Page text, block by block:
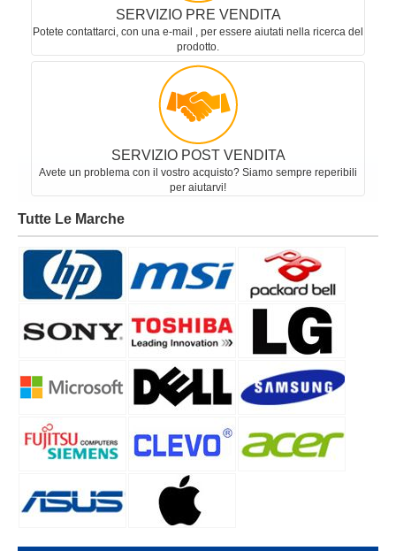
SERVIZIO PRE VENDITA
Potete contattarci, con una e-mail , per essere aiutati nella ricerca del
prodotto.
SERVIZIO POST VENDITA
Avete un problema con il vostro acquisto? Siamo sempre reperibili
per aiutarvi!
Tutte Le Marche